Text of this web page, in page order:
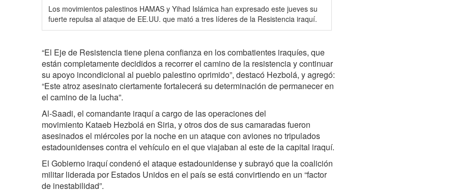
Los movimientos palestinos HAMAS y Yihad Islámica han expresado este jueves su
fuerte repulsa al ataque de EE.UU. que mató a tres líderes de la Resistencia iraquí.
“El Eje de Resistencia tiene plena confianza en los combatientes iraquíes, que
están completamente decididos a recorrer el camino de la resistencia y continuar
su apoyo incondicional al pueblo palestino oprimido”, destacó Hezbolá, y agregó:
“Este atroz asesinato ciertamente fortalecerá su determinación de permanecer en
el camino de la lucha”.
Al-Saadi, el comandante iraquí a cargo de las operaciones del
movimiento Kataeb Hezbolá en Siria, y otros dos de sus camaradas fueron
asesinados el miércoles por la noche en un ataque con aviones no tripulados
estadounidenses contra el vehículo en el que viajaban al este de la capital iraquí.
El Gobierno iraquí condenó el ataque estadounidense y subrayó que la coalición
militar liderada por Estados Unidos en el país se está convirtiendo en un “factor
de inestabilidad”.